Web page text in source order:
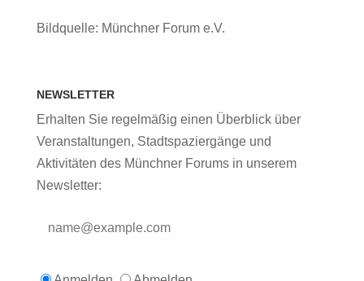
Bildquelle: Münchner Forum e.V.
NEWSLETTER
Erhalten Sie regelmäßig einen Überblick über
Veranstaltungen, Stadtspaziergänge und
Aktivitäten des Münchner Forums in unserem
Newsletter: